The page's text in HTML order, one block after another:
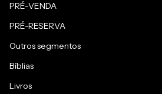
PRÉ-VENDA
PRÉ-RESERVA
Outros segmentos
Bíblias
Livros